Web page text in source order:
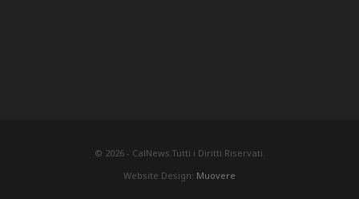
© 2026 - CalNews.Tutti i Diritti Riservati.
Website Design: Muovere